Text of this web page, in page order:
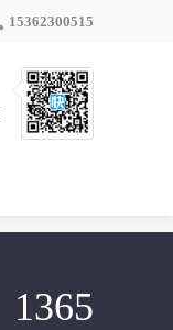
15362300515
1365